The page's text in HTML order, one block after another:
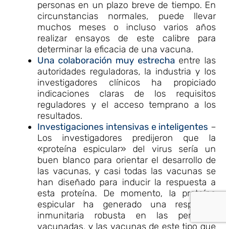
personas en un plazo breve de tiempo. En
circunstancias normales, puede llevar
muchos meses o incluso varios años
realizar ensayos de este calibre para
determinar la eficacia de una vacuna.
Una colaboración muy estrecha entre las
autoridades reguladoras, la industria y los
investigadores clínicos ha propiciado
indicaciones claras de los requisitos
reguladores y el acceso temprano a los
resultados.
Investigaciones intensivas e inteligentes –
Los investigadores predijeron que la
«proteína espicular» del virus sería un
buen blanco para orientar el desarrollo de
las vacunas, y casi todas las vacunas se
han diseñado para inducir la respuesta a
esta proteína. De momento, la proteína
espicular ha generado una respuesta
inmunitaria robusta en las personas
vacunadas, y las vacunas de este tipo que